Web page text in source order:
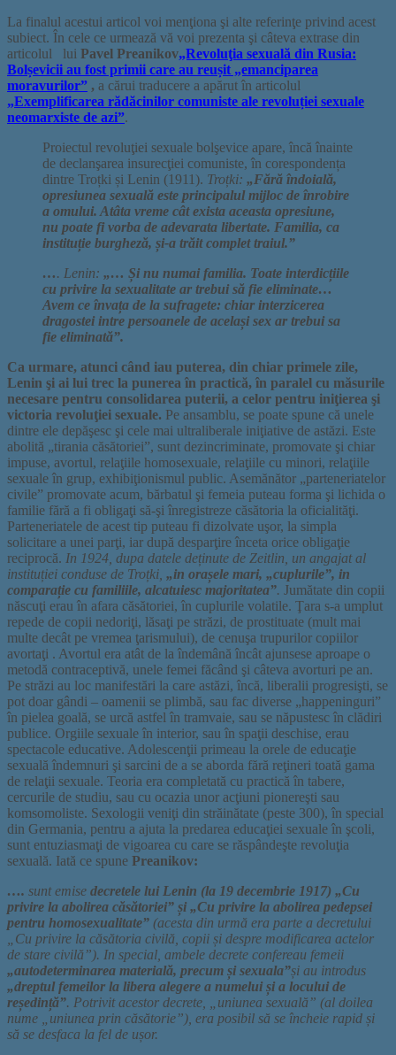
La finalul acestui articol voi menţiona şi alte referinţe privind acest
subiect. În cele ce urmează vă voi prezenta şi câteva extrase din
articolul
lui Pavel Preanikov„Revoluţia sexuală din Rusia:
Bolșevicii au fost primii care au reușit „emanciparea
moravurilor” , a cărui traducere a apărut în articolul
„Exemplificarea rădăcinilor comuniste ale revoluției sexuale
neomarxiste de azi”.
Proiectul revoluţiei sexuale bolşevice apare, încă înainte
de declanşarea insurecţiei comuniste, în corespondența
dintre Troțki și Lenin (1911). Troțki: „Fără îndoială,
opresiunea sexuală este principalul mijloc de înrobire
a omului. Atâta vreme cât exista aceasta opresiune,
nu poate fi vorba de adevarata libertate. Familia, ca
instituție burgheză, și-a trăit complet traiul.”
…. Lenin: „… Și nu numai familia. Toate interdicțiile
cu privire la sexualitate ar trebui să fie eliminate…
Avem ce învața de la sufragete: chiar interzicerea
dragostei intre persoanele de același sex ar trebui sa
fie eliminată”.
Ca urmare, atunci când iau puterea, din chiar primele zile,
Lenin şi ai lui trec la punerea în practică, în paralel cu măsurile
necesare pentru consolidarea puterii, a celor pentru iniţierea şi
victoria revoluţiei sexuale. Pe ansamblu, se poate spune că unele
dintre ele depăşesc şi cele mai ultraliberale iniţiative de astăzi. Este
abolită „tirania căsătoriei”, sunt dezincriminate, promovate şi chiar
impuse, avortul, relaţiile homosexuale, relaţiile cu minori, relaţiile
sexuale în grup, exhibiţionismul public. Asemănător „parteneriatelor
civile” promovate acum, bărbatul şi femeia puteau forma şi lichida o
familie fără a fi obligaţi să-şi înregistreze căsătoria la oficialităţi.
Parteneriatele de acest tip puteau fi dizolvate uşor, la simpla
solicitare a unei parţi, iar după desparţire înceta orice obligaţie
reciprocă. In 1924, dupa datele deținute de Zeitlin, un angajat al
instituției conduse de Troțki, „in orașele mari, „cuplurile”, in
comparație cu familiile, alcatuiesc majoritatea”. Jumătate din copii
născuţi erau în afara căsătoriei, în cuplurile volatile. Ţara s-a umplut
repede de copii nedoriţi, lăsaţi pe străzi, de prostituate (mult mai
multe decât pe vremea ţarismului), de cenuşa trupurilor copiilor
avortaţi . Avortul era atât de la îndemână încât ajunsese aproape o
metodă contraceptivă, unele femei făcând şi câteva avorturi pe an.
Pe străzi au loc manifestări la care astăzi, încă, liberalii progresişti, se
pot doar gândi – oamenii se plimbă, sau fac diverse „happeninguri”
în pielea goală, se urcă astfel în tramvaie, sau se năpustesc în clădiri
publice. Orgiile sexuale în interior, sau în spaţii deschise, erau
spectacole educative. Adolescenţii primeau la orele de educaţie
sexuală îndemnuri şi sarcini de a se aborda fără reţineri toată gama
de relaţii sexuale. Teoria era completată cu practică în tabere,
cercurile de studiu, sau cu ocazia unor acţiuni pionereşti sau
komsomoliste. Sexologii veniţi din străinătate (peste 300), în special
din Germania, pentru a ajuta la predarea educaţiei sexuale în şcoli,
sunt entuziasmaţi de vigoarea cu care se răspândeşte revoluţia
sexuală. Iată ce spune Preanikov:
…. sunt emise decretele lui Lenin (la 19 decembrie 1917) „Cu
privire la abolirea căsătoriei” și „Cu privire la abolirea pedepsei
pentru homosexualitate” (acesta din urmă era parte a decretului
„Cu privire la căsătoria civilă, copii și despre modificarea actelor
de stare civilă”). In special, ambele decrete confereau femeii
„autodeterminarea materială, precum și sexuala”și au introdus
„dreptul femeilor la libera alegere a numelui și a locului de
reședință”. Potrivit acestor decrete, „uniunea sexuală” (al doilea
nume „uniunea prin căsătorie”), era posibil să se încheie rapid și
să se desfaca la fel de ușor.